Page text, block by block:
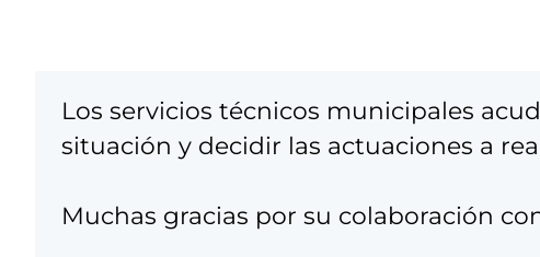
Los servicios técnicos municipales
situación y decidir las actuaciones a
Muchas gracias por su colaboración